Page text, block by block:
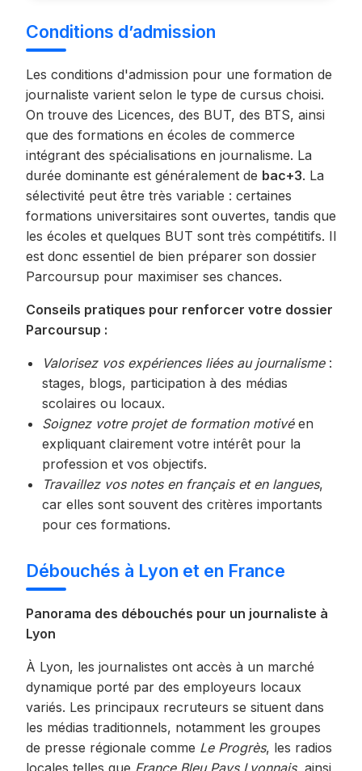
Conditions d’admission
Les conditions d'admission pour une formation de
journaliste varient selon le type de cursus choisi.
On trouve des Licences, des BUT, des BTS, ainsi
que des formations en écoles de commerce
intégrant des spécialisations en journalisme. La
durée dominante est généralement de bac+3. La
sélectivité peut être très variable : certaines
formations universitaires sont ouvertes, tandis que
les écoles et quelques BUT sont très compétitifs. Il
est donc essentiel de bien préparer son dossier
Parcoursup pour maximiser ses chances.
Conseils pratiques pour renforcer votre dossier
Parcoursup :
Valorisez vos expériences liées au journalisme:
stages, blogs, participation à des médias
scolaires ou locaux.
Soignez votre projet de formation motivéen
expliquant clairement votre intérêt pour la
profession et vos objectifs.
Travaillez vos notes en français et en langues,
car elles sont souvent des critères importants
pour ces formations.
Débouchés à Lyon et en France
Panorama des débouchés pour un journaliste à
Lyon
À Lyon, les journalistes ont accès à un marché
dynamique porté par des employeurs locaux
variés. Les principaux recruteurs se situent dans
les médias traditionnels, notamment les groupes
de presse régionale comme Le Progrès, les radios
locales telles que France Bleu Pays Lyonnais, ainsi